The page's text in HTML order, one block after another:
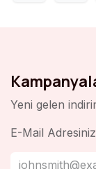
Yeni gelen
E-Mail